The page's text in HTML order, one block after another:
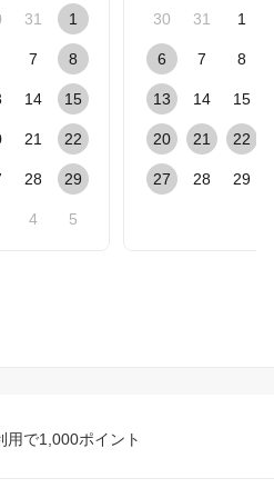
31 1
7 8
14 15
21 22
28 29
4 5
30 31 1
6 7 8
13 14 15
20 21 22
27 28 29
用で1,000ポイント